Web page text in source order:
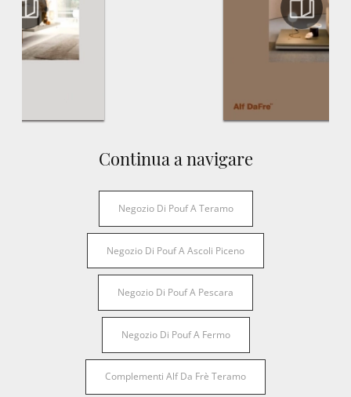
Continua a navigare
Negozio Di Pouf A Teramo
Negozio Di Pouf A Ascoli Piceno
Negozio Di Pouf A Pescara
Negozio Di Pouf A Fermo
Complementi Alf Da Frè Teramo